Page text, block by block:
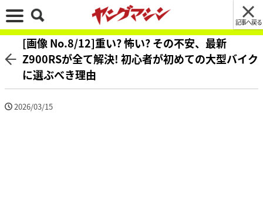
記事へ戻る
[画像 No.8/12]重い? 怖い? その不安、最新
Z900RSが全て解決! 初心者が初めての大型バイク
に選ぶべき理由
2026/03/15